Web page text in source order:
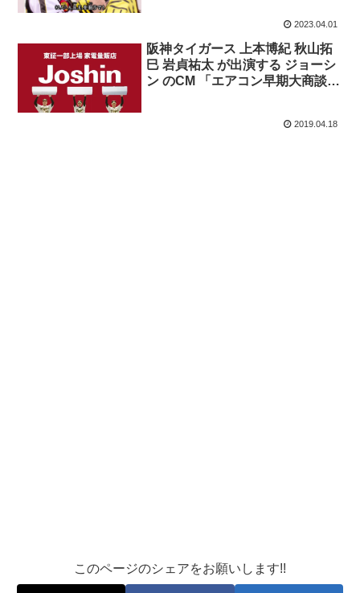
2023.04.01
阪神タイガース 上本博紀 秋山拓
巳 岩貞祐太 が出演する ジョーシ
ン のCM 「エアコン早期大商談
2019.04.18
このページのシェアをお願いします!!